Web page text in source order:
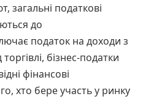
загальні податкові
до
податок на доходи з
бізнес-податки
фінансові
хто бере участь у ринку